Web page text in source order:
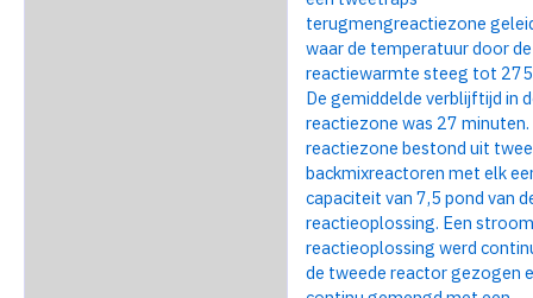
terugmengreactiezone
waar de temperatuur door de
reactiewarmte steeg tot
De gemiddelde verblijftijd in
reactiezone was 27 minuten.
reactiezone bestond uit twee
backmixreactoren met elk
capaciteit van 7,5 pond van
reactieoplossing. Een stroom
reactieoplossing werd
de tweede reactor gezogen